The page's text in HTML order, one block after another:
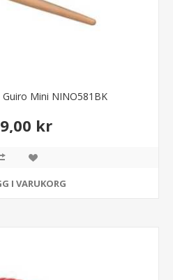
Mini NINO581BK
kr
I VARUKORG